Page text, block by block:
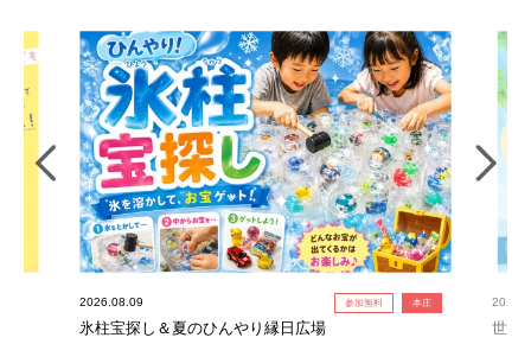
2026.08.09 参加無料 本庄
氷柱宝探し＆夏のひんやり縁日広場
世界